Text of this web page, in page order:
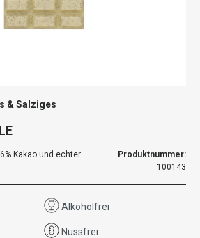
& Salziges
Kakao und echter
Produktnummer:
100143
Alkoholfrei
Nussfrei